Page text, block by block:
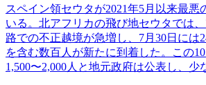
スペイン領セウタが2021年5月以来最悪
いる。北アフリカの飛び地セウタでは
路での不正越境が急増し、7月30日には
を含む数百人が新たに到着した。この
1,500〜2,000人と地元政府は公表し、少